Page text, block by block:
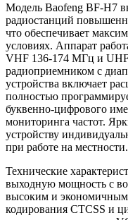
Модель Baofeng BF-H7
радиостанций
что обеспечивает
условиях. Аппарат
VHF 136-174 МГц и
радиоприемником с
устройства включает
полностью
буквенно-цифрового
мониторинга частот.
устройству
при работе на местности.
Технические
выходную мощность с
высоким и
кодирования CTCSS и